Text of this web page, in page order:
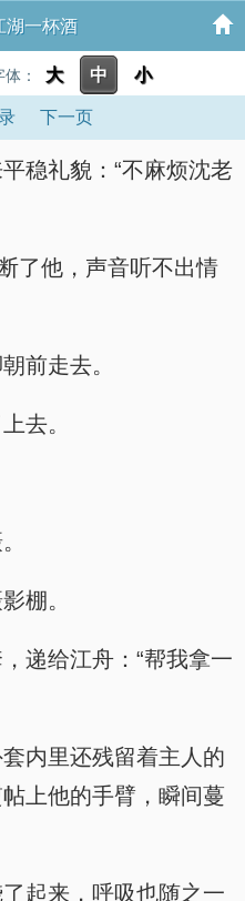
湖一杯酒
： 大 中 小
下一页
稳礼貌：“不麻烦沈老
了他，声音听不出情
前走去。
去。
棚。
递给江舟：“帮我拿一
内里还残留着主人的
上他的手臂，瞬间蔓
起来，呼吸也随之一